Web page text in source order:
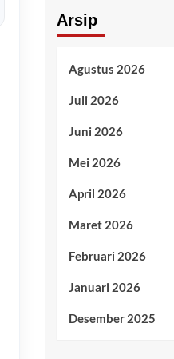
Arsip
Agustus 2026
Juli 2026
Juni 2026
Mei 2026
April 2026
Maret 2026
Februari 2026
Januari 2026
Desember 2025